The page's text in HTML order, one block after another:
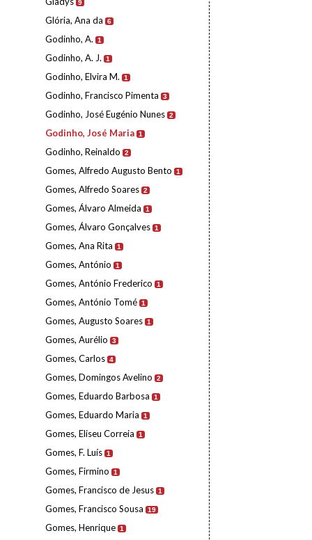
9
Glória, Ana da 6
Godinho, A. 1
Godinho, A. J. 1
Godinho, Elvira M. 1
Godinho, Francisco Pimenta 3
Godinho, José Eugénio Nunes 2
Godinho, José Maria 1
Godinho, Reinaldo 2
Gomes, Alfredo Augusto Bento 1
Gomes, Alfredo Soares 2
Gomes, Álvaro Almeida 1
Gomes, Álvaro Gonçalves 1
Gomes, Ana Rita 1
Gomes, António 1
Gomes, António Frederico 1
Gomes, António Tomé 1
Gomes, Augusto Soares 1
Gomes, Aurélio 3
Gomes, Carlos 4
Gomes, Domingos Avelino 2
Gomes, Eduardo Barbosa 1
Gomes, Eduardo Maria 1
Gomes, Eliseu Correia 1
Gomes, F. Luís 1
Gomes, Firmino 1
Gomes, Francisco de Jesus 1
Gomes, Francisco Sousa 19
Gomes, Henrique 1